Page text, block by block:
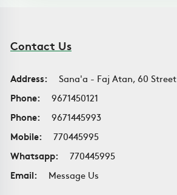
Contact Us
Address:
Sana'a - Faj Atan, 60 Street
Phone:
9671450121
Phone:
9671445993
Mobile:
770445995
Whatsapp:
770445995
Email:
Message Us